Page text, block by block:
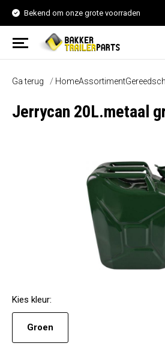
Bekend om onze grote voorraden
Ga terug HomeAssortiment
Jerrycan 20L.metaal
Kies kleur:
Groen